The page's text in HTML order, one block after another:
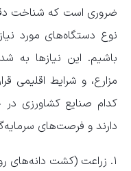
ضروری است که شناخت
نوع دستگاه‌های مورد
باشیم. این نیازها به
مزارع، و شرایط اقلیمی
کدام صنایع کشاورزی
دارند و فرصت‌های
۱. زراعت (کشت دانه‌های روغنی، غلات، سبزیجات و حبوبات)